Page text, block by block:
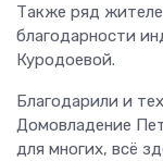
Также ряд
благодарности
Куродоевой.
Благодарили и
Домовладение
для многих, всё